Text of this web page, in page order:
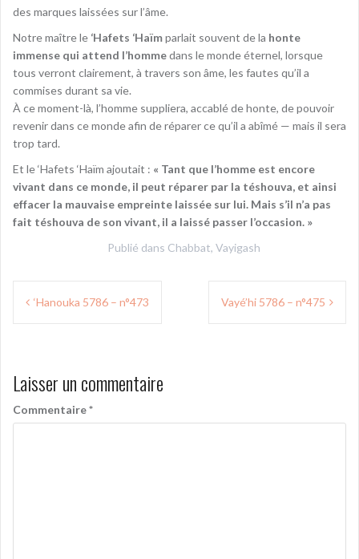
des marques laissées sur l’âme.
Notre maître le ‘Hafets ‘Haïmparlait souvent de la honte
immense qui attend l’hommedans le monde éternel, lorsque
tous verront clairement, à travers son âme, les fautes qu’il a
commises durant sa vie.
À ce moment-là, l’homme suppliera, accablé de honte, de pouvoir
revenir dans ce monde afin de réparer ce qu’il a abîmé — mais il sera
trop tard.
Et le ‘Hafets ‘Haïm ajoutait : « Tant que l’homme est encore
vivant dans ce monde, il peut réparer par la téshouva, et ainsi
effacer la mauvaise empreinte laissée sur lui. Mais s’il n’a pas
fait téshouva de son vivant, il a laissé passer l’occasion. »
Publié dans Chabbat, Vayigash
Navigation
‘Hanouka 5786 – n°473 Vayé’hi 5786 – n°475
Laisser un commentaire
Commentaire*